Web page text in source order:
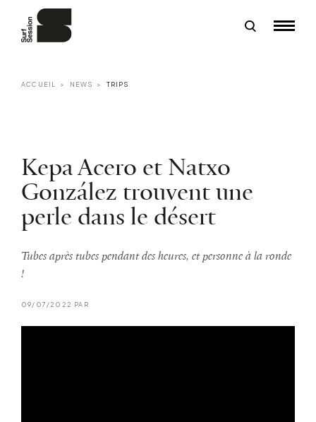
ACCUEIL NEWS TRIPS
Kepa Acero et Natxo
González trouvent une
perle dans le désert
Tubes après tubes pendant des heures, et personne à la ronde
!
09/07/2022 PAR